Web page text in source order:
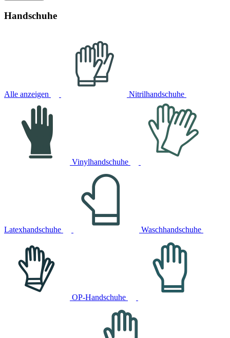
Handschuhe
Alle anzeigen Nitrilhandschuhe
Vinylhandschuhe
Latexhandschuhe Waschhandschuhe
OP-Handschuhe